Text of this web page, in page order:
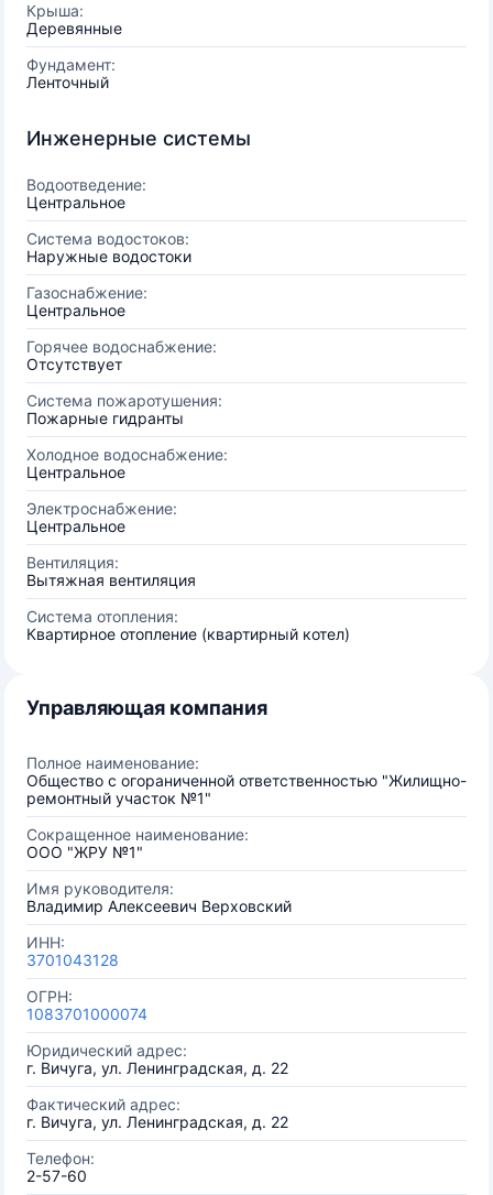
Крыша:
Деревянные
Фундамент:
Ленточный
Инженерные системы
Водоотведение:
Центральное
Система водостоков:
Наружные водостоки
Газоснабжение:
Центральное
Горячее водоснабжение:
Отсутствует
Система пожаротушения:
Пожарные гидранты
Холодное водоснабжение:
Центральное
Электроснабжение:
Центральное
Вентиляция:
Вытяжная вентиляция
Система отопления:
Квартирное отопление (квартирный котел)
Управляющая компания
Полное наименование:
Общество с огораниченной ответственностью "Жилищно-
ремонтный участок №1"
Сокращенное наименование:
ООО "ЖРУ №1"
Имя руководителя:
Владимир Алексеевич Верховский
ИНН:
3701043128
ОГРН:
1083701000074
Юридический адрес:
г. Вичуга, ул. Ленинградская, д. 22
Фактический адрес:
г. Вичуга, ул. Ленинградская, д. 22
Телефон:
2-57-60